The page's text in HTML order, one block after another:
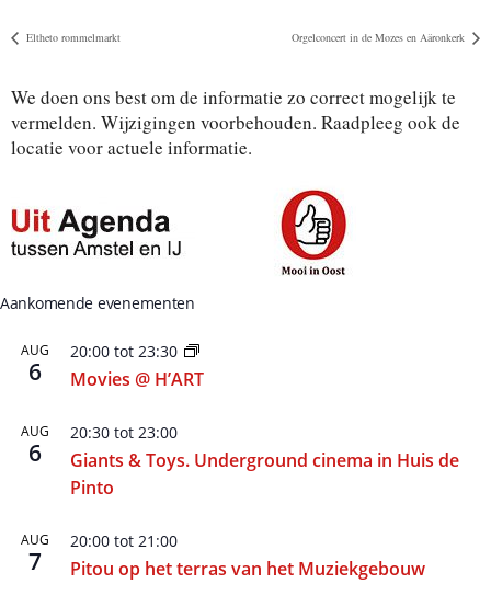
Eltheto rommelmarkt Orgelconcert in de Mozes en Aäronkerk
We doen ons best om de informatie zo correct mogelijk te
vermelden. Wijzigingen voorbehouden. Raadpleeg ook de
locatie voor actuele informatie.
Aankomende evenementen
AUG
6
20:00 tot 23:30
Movies @ H’ART
AUG
6
20:30 tot 23:00
Giants & Toys. Underground cinema in Huis de
Pinto
AUG
7
20:00 tot 21:00
Pitou op het terras van het Muziekgebouw